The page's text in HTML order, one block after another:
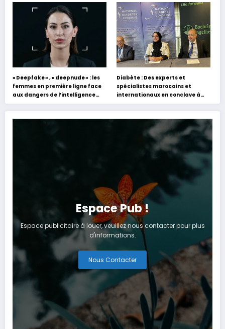
s’appuyant sur le partage des
expériences »
Hafez
« Deepfake » , « deepnude » : les
femmes en première ligne face
aux dangers de l’intelligence
artificielle
Diabète : Des experts et
spécialistes marocains et
internationaux en conclave à
Tanger
Espace Pub !
Espace publicitaire à louer, veuillez nous contacter pour plus
d'informations.
Nous Contacter